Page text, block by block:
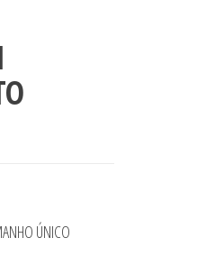
ÚNICO